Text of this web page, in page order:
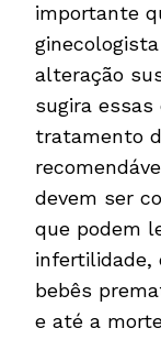
importante
alteração
sugira essas
tratamento
devem ser
que podem
infertilidade,
bebês
e até a